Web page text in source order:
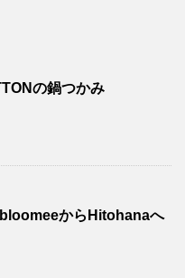
の鍋つかみ
からHitohanaへ